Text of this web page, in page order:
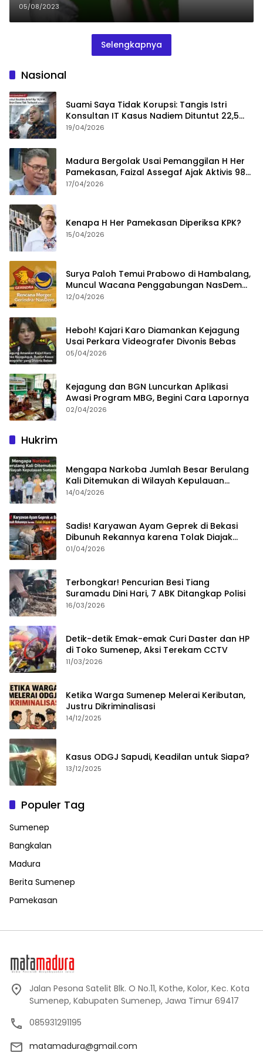
Dicabuli
05/08/2023
Selengkapnya
Nasional
Suami Saya Tidak Korupsi: Tangis Istri
Konsultan IT Kasus Nadiem Dituntut 22,5
Tahun
19/04/2026
Madura Bergolak Usai Pemanggilan H Her
Pamekasan, Faizal Assegaf Ajak Aktivis 98
Bongkar Permainan KPK
17/04/2026
Kenapa H Her Pamekasan Diperiksa KPK?
15/04/2026
Surya Paloh Temui Prabowo di Hambalang,
Muncul Wacana Penggabungan NasDem
dan Gerindra
12/04/2026
Heboh! Kajari Karo Diamankan Kejagung
Usai Perkara Videografer Divonis Bebas
05/04/2026
Kejagung dan BGN Luncurkan Aplikasi
Awasi Program MBG, Begini Cara Lapornya
02/04/2026
Hukrim
Mengapa Narkoba Jumlah Besar Berulang
Kali Ditemukan di Wilayah Kepulauan
Sumenep?
14/04/2026
Sadis! Karyawan Ayam Geprek di Bekasi
Dibunuh Rekannya karena Tolak Diajak
Merampok Majikan
01/04/2026
Terbongkar! Pencurian Besi Tiang
Suramadu Dini Hari, 7 ABK Ditangkap Polisi
16/03/2026
Detik-detik Emak-emak Curi Daster dan HP
di Toko Sumenep, Aksi Terekam CCTV
11/03/2026
Ketika Warga Sumenep Melerai Keributan,
Justru Dikriminalisasi
14/12/2025
Kasus ODGJ Sapudi, Keadilan untuk Siapa?
13/12/2025
Populer Tag
Sumenep
Bangkalan
Madura
Berita Sumenep
Pamekasan
Jalan Pesona Satelit Blk. O No.11, Kothe, Kolor, Kec. Kota
Sumenep, Kabupaten Sumenep, Jawa Timur 69417
085931291195
matamadura@gmail.com